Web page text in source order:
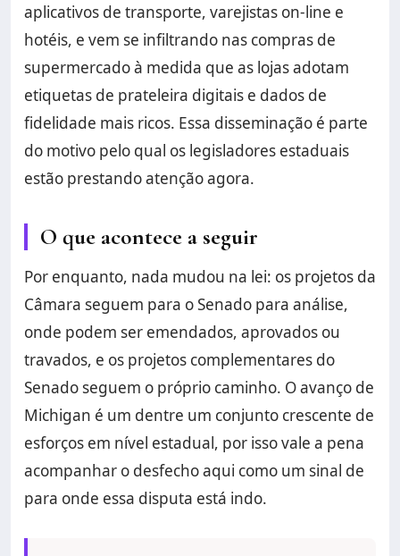
aplicativos de transporte, varejistas on-line e
hotéis, e vem se infiltrando nas compras de
supermercado à medida que as lojas adotam
etiquetas de prateleira digitais e dados de
fidelidade mais ricos. Essa disseminação é parte
do motivo pelo qual os legisladores estaduais
estão prestando atenção agora.
O que acontece a seguir
Por enquanto, nada mudou na lei: os projetos da
Câmara seguem para o Senado para análise,
onde podem ser emendados, aprovados ou
travados, e os projetos complementares do
Senado seguem o próprio caminho. O avanço de
Michigan é um dentre um conjunto crescente de
esforços em nível estadual, por isso vale a pena
acompanhar o desfecho aqui como um sinal de
para onde essa disputa está indo.